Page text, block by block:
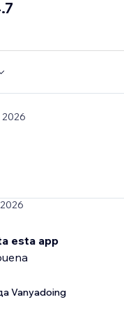
2026
esta app
Vanyadoing